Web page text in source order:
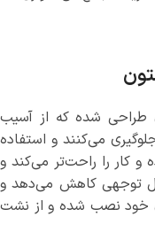
طراحی شده‌ که از آسیب
می‌کنند و استفاده
و کار را راحت‌تر می‌کند و
توجهی کاهش می‌دهد و
خود نصب شده و از نشت